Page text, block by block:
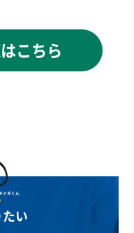
こちら
い